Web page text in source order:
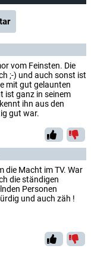
vom Feinsten. Die
;-) und auch sonst ist
mit gut gelaunten
ist ganz in seinem
ihn aus den
gut war.
die Macht im TV. War
die ständigen
Personen
und auch zäh !